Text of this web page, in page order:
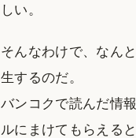
しい。
そんなわけで、なん
生するのだ。
バンコクで読んだ情
ルにまけてもらえると